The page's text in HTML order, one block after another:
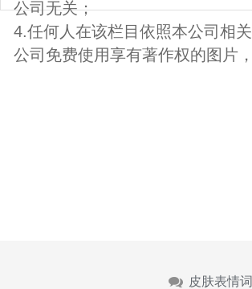
公司无关；
4.任何人在该栏目依照本公司相
公司免费使用享有著作权的图片
皮肤表情